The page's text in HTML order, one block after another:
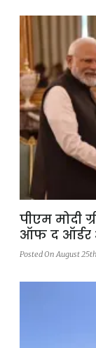
पीएम मोदी
ऑफ द
Posted On August